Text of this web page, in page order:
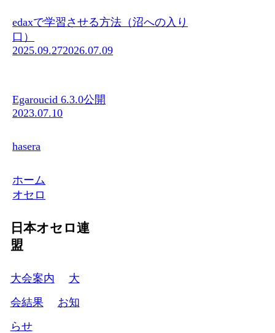
edaxで学習させる方法（沼への入り
口）
2025.09.272026.07.09
Egaroucid 6.3.0公開
2023.07.10
hasera
ホーム
オセロ
日本オセロ連
盟
大会案内
大
会結果
お知
らせ